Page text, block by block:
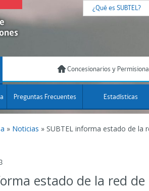
¿Qué es SUBTEL?
Concesionarios y
Preguntas Frecuentes Estadísticas
» Noticias » SUBTEL informa estado de la
estado de la red